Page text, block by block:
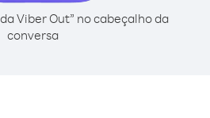
Viber Out” no cabeçalho da
conversa